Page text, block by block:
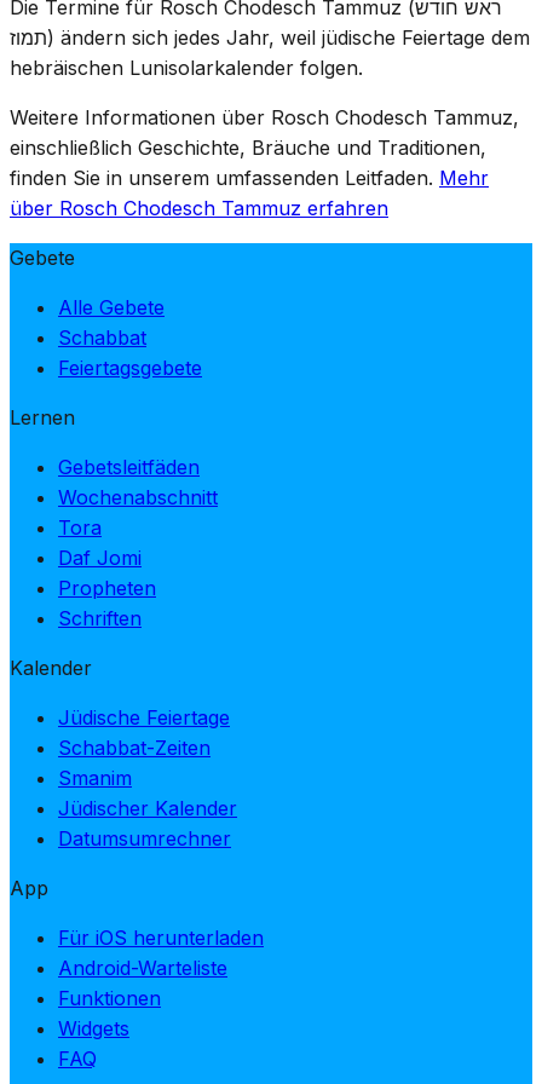
die ernste Drei-Wochen-Periode später im Monat am 17.
Tammus beginnt.
Die Termine für Rosch Chodesch Tammuz (ראש חודש
תמוז) ändern sich jedes Jahr, weil jüdische Feiertage dem
hebräischen Lunisolarkalender folgen.
Weitere Informationen über Rosch Chodesch Tammuz,
einschließlich Geschichte, Bräuche und Traditionen,
finden Sie in unserem umfassenden Leitfaden. Mehr
über Rosch Chodesch Tammuz erfahren
Gebete
Alle Gebete
Schabbat
Feiertagsgebete
Lernen
Gebetsleitfäden
Wochenabschnitt
Tora
Daf Jomi
Propheten
Schriften
Kalender
Jüdische Feiertage
Schabbat-Zeiten
Smanim
Jüdischer Kalender
Datumsumrechner
App
Für iOS herunterladen
Android-Warteliste
Funktionen
Widgets
FAQ